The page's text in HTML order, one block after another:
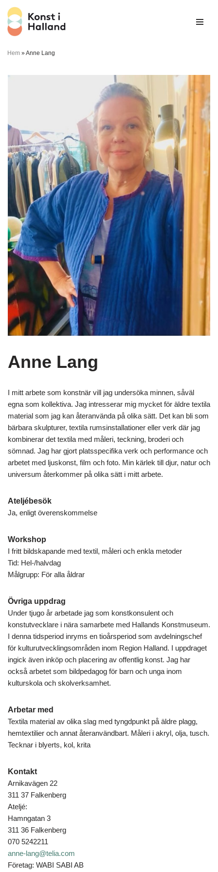
Hoppa
till
innehåll
Hem »Anne Lang
Anne Lang
I mitt arbete som konstnär vill jag undersöka minnen, såväl
egna som kollektiva. Jag intresserar mig mycket för äldre textila
material som jag kan återanvända på olika sätt. Det kan bli som
bärbara skulpturer, textila rumsinstallationer eller verk där jag
kombinerar det textila med måleri, teckning, broderi och
sömnad. Jag har gjort platsspecifika verk och performance och
arbetet med ljuskonst, film och foto. Min kärlek till djur, natur och
universum återkommer på olika sätt i mitt arbete.
Ateljébesök
Ja, enligt överenskommelse
Workshop
I fritt bildskapande med textil, måleri och enkla metoder
Tid: Hel-/halvdag
Målgrupp: För alla åldrar
Övriga uppdrag
Under tjugo år arbetade jag som konstkonsulent och
konstutvecklare i nära samarbete med Hallands Konstmuseum.
I denna tidsperiod inryms en tioårsperiod som avdelningschef
för kulturutvecklingsområden inom Region Halland. I uppdraget
ingick även inköp och placering av offentlig konst. Jag har
också arbetet som bildpedagog för barn och unga inom
kulturskola och skolverksamhet.
Arbetar med
Textila material av olika slag med tyngdpunkt på äldre plagg,
hemtextilier och annat återanvändbart. Måleri i akryl, olja, tusch.
Tecknar i blyerts, kol, krita
Kontakt
Arnikavägen 22
311 37 Falkenberg
Ateljé:
Hamngatan 3
311 36 Falkenberg
070 5242211
anne-lang@telia.com
Företag: WABI SABI AB